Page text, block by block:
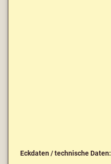
Eckdaten / technische Daten: